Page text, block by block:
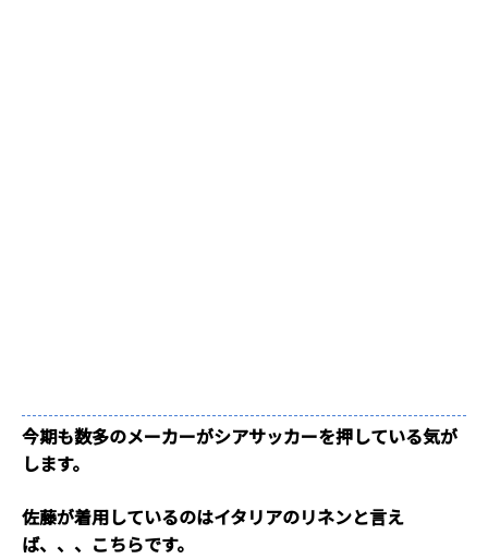
今期も数多のメーカーがシアサッカーを押している気が
します。
佐藤が着用しているのはイタリアのリネンと言え
ば、、、こちらです。